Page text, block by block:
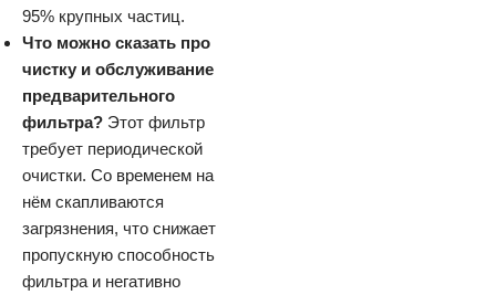
95% крупных частиц.
Что можно сказать про
чистку и обслуживание
предварительного
фильтра? Этот фильтр
требует периодической
очистки. Со временем на
нём скапливаются
загрязнения, что снижает
пропускную способность
фильтра и негативно